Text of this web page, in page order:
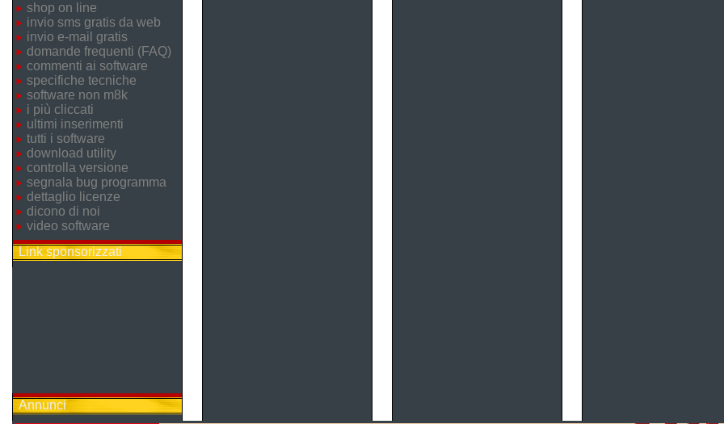
shop on line
invio sms gratis da web
invio e-mail gratis
domande frequenti (FAQ)
commenti ai software
specifiche tecniche
software non m8k
i più cliccati
ultimi inserimenti
tutti i software
download utility
controlla versione
segnala bug programma
dettaglio licenze
dicono di noi
video software
Link sponsorizzati
Annunci